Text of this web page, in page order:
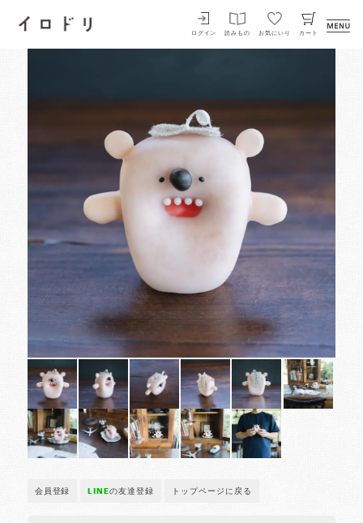
イロドリ
ログイン 読みもの お気にいり カート
会員登録 LINEの友達登録 トップページに戻る